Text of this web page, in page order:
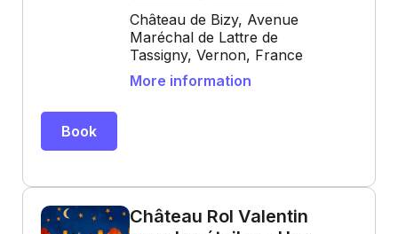
Château de Bizy, Avenue
Maréchal de Lattre de
Tassigny, Vernon, France
More information
Book
Château Rol Valentin